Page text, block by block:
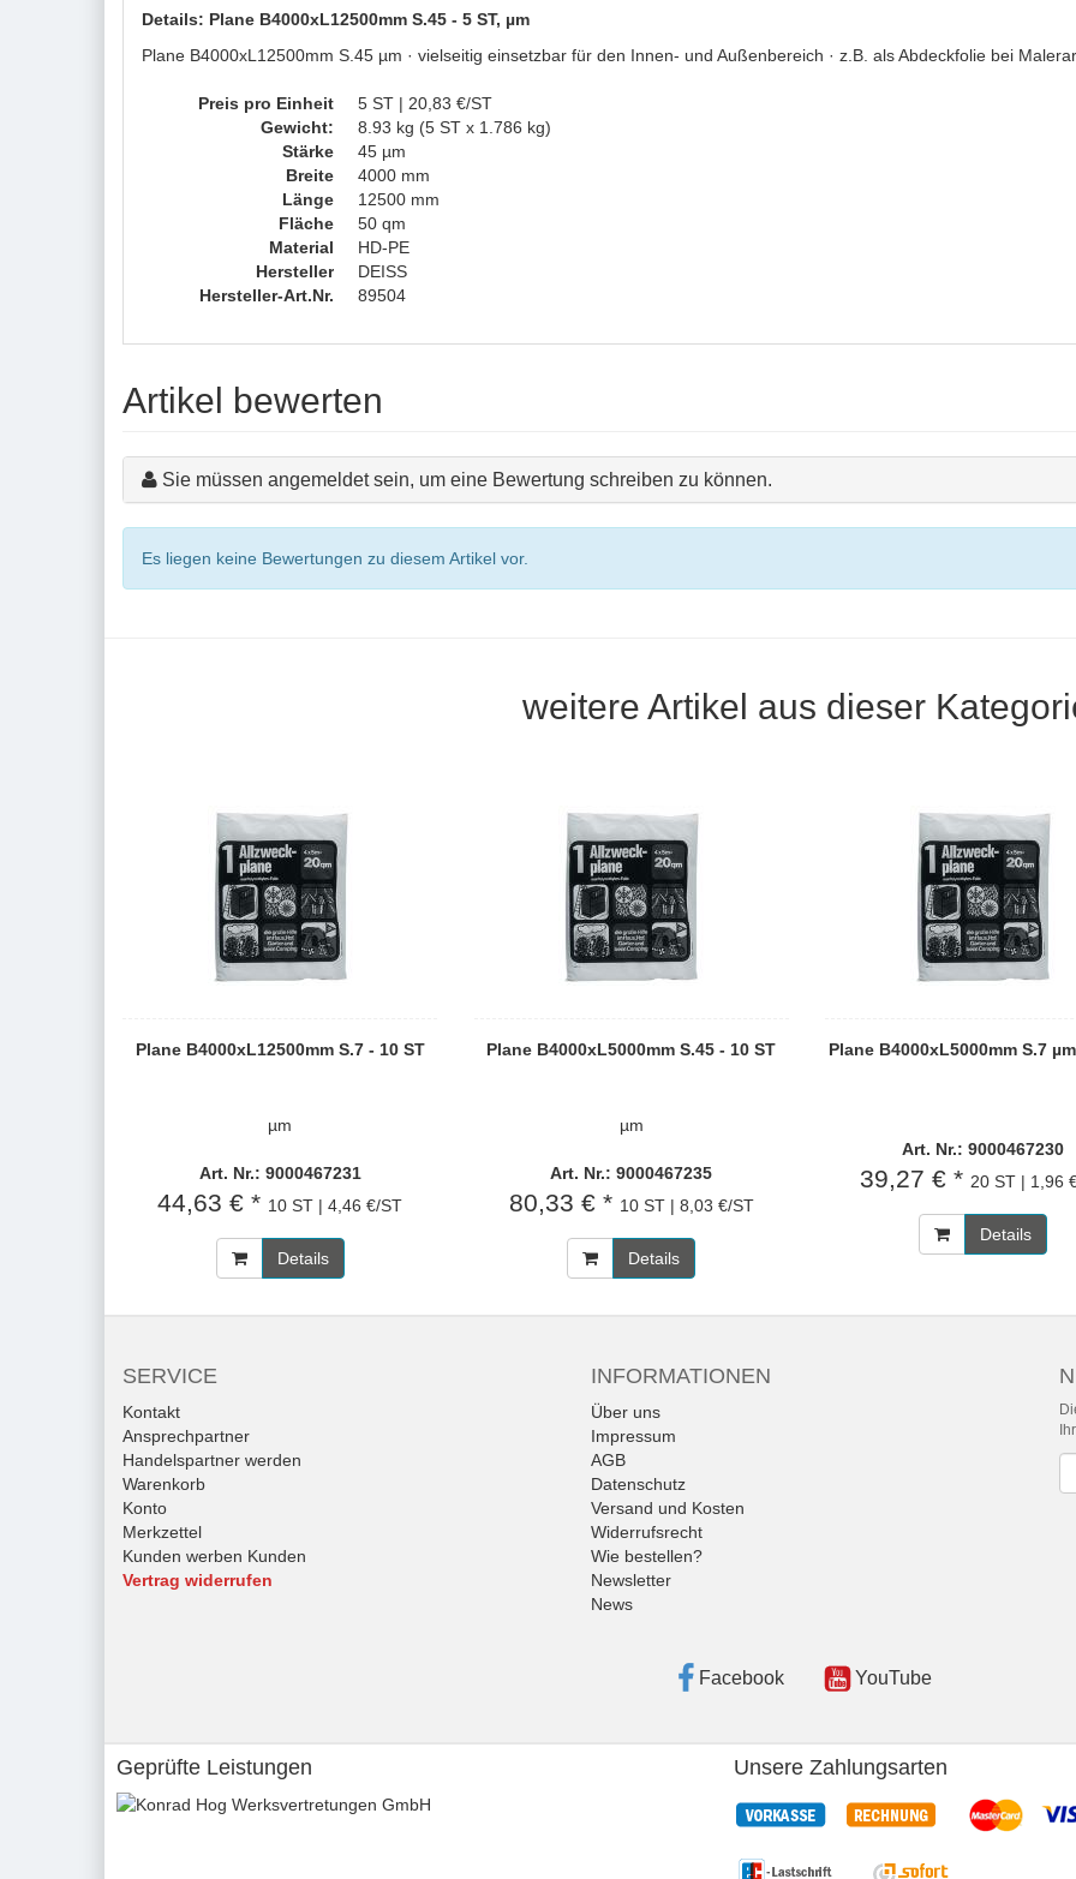
Details: Plane B4000xL12500mm S.45 - 5 ST, µm
Plane B4000xL12500mm S.45 µm · vielseitig einsetzbar für den Innen- und Außenbereich · z.B. als Abdeckfolie bei
Preis pro Einheit
5 ST | 20,83 €/ST
Gewicht:
8.93 kg (5 ST x 1.786 kg)
Stärke
45 µm
Breite
4000 mm
Länge
12500 mm
Fläche
50 qm
Material
HD-PE
Hersteller
DEISS
Hersteller-Art.Nr.
89504
Artikel bewerten
Sie müssen angemeldet sein, um eine Bewertung schreiben zu können.
Es liegen keine Bewertungen zu diesem Artikel vor.
weitere Artikel aus dieser
Plane B4000xL12500mm S.7 - 10 ST
µm
Art. Nr.: 9000467231
44,63 € * 10 ST | 4,46 €/ST
Details
Plane B4000xL5000mm S.45 - 10 ST
µm
Art. Nr.: 9000467235
80,33 € * 10 ST | 8,03 €/ST
Details
Plane B4000xL5000mm S.7
Art. Nr.: 9000467230
39,27 € * 20 ST | 1,96
Details
SERVICE
Kontakt
Ansprechpartner
Handelspartner werden
Warenkorb
Konto
Merkzettel
Kunden werben Kunden
Vertrag widerrufen
INFORMATIONEN
Über uns
Impressum
AGB
Datenschutz
Versand und Kosten
Widerrufsrecht
Wie bestellen?
Newsletter
News
Facebook YouTube
Geprüfte Leistungen Unsere Zahlungsarten